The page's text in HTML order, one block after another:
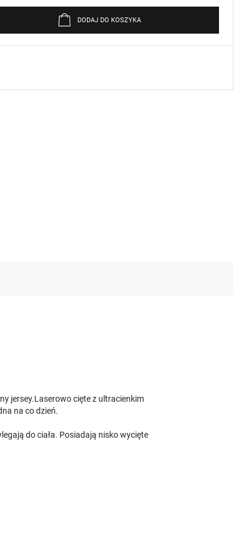
DODAJ DO KOSZYKA
jersey.Laserowo cięte z ultracienkim
na co dzień.
do ciała. Posiadają nisko wycięte